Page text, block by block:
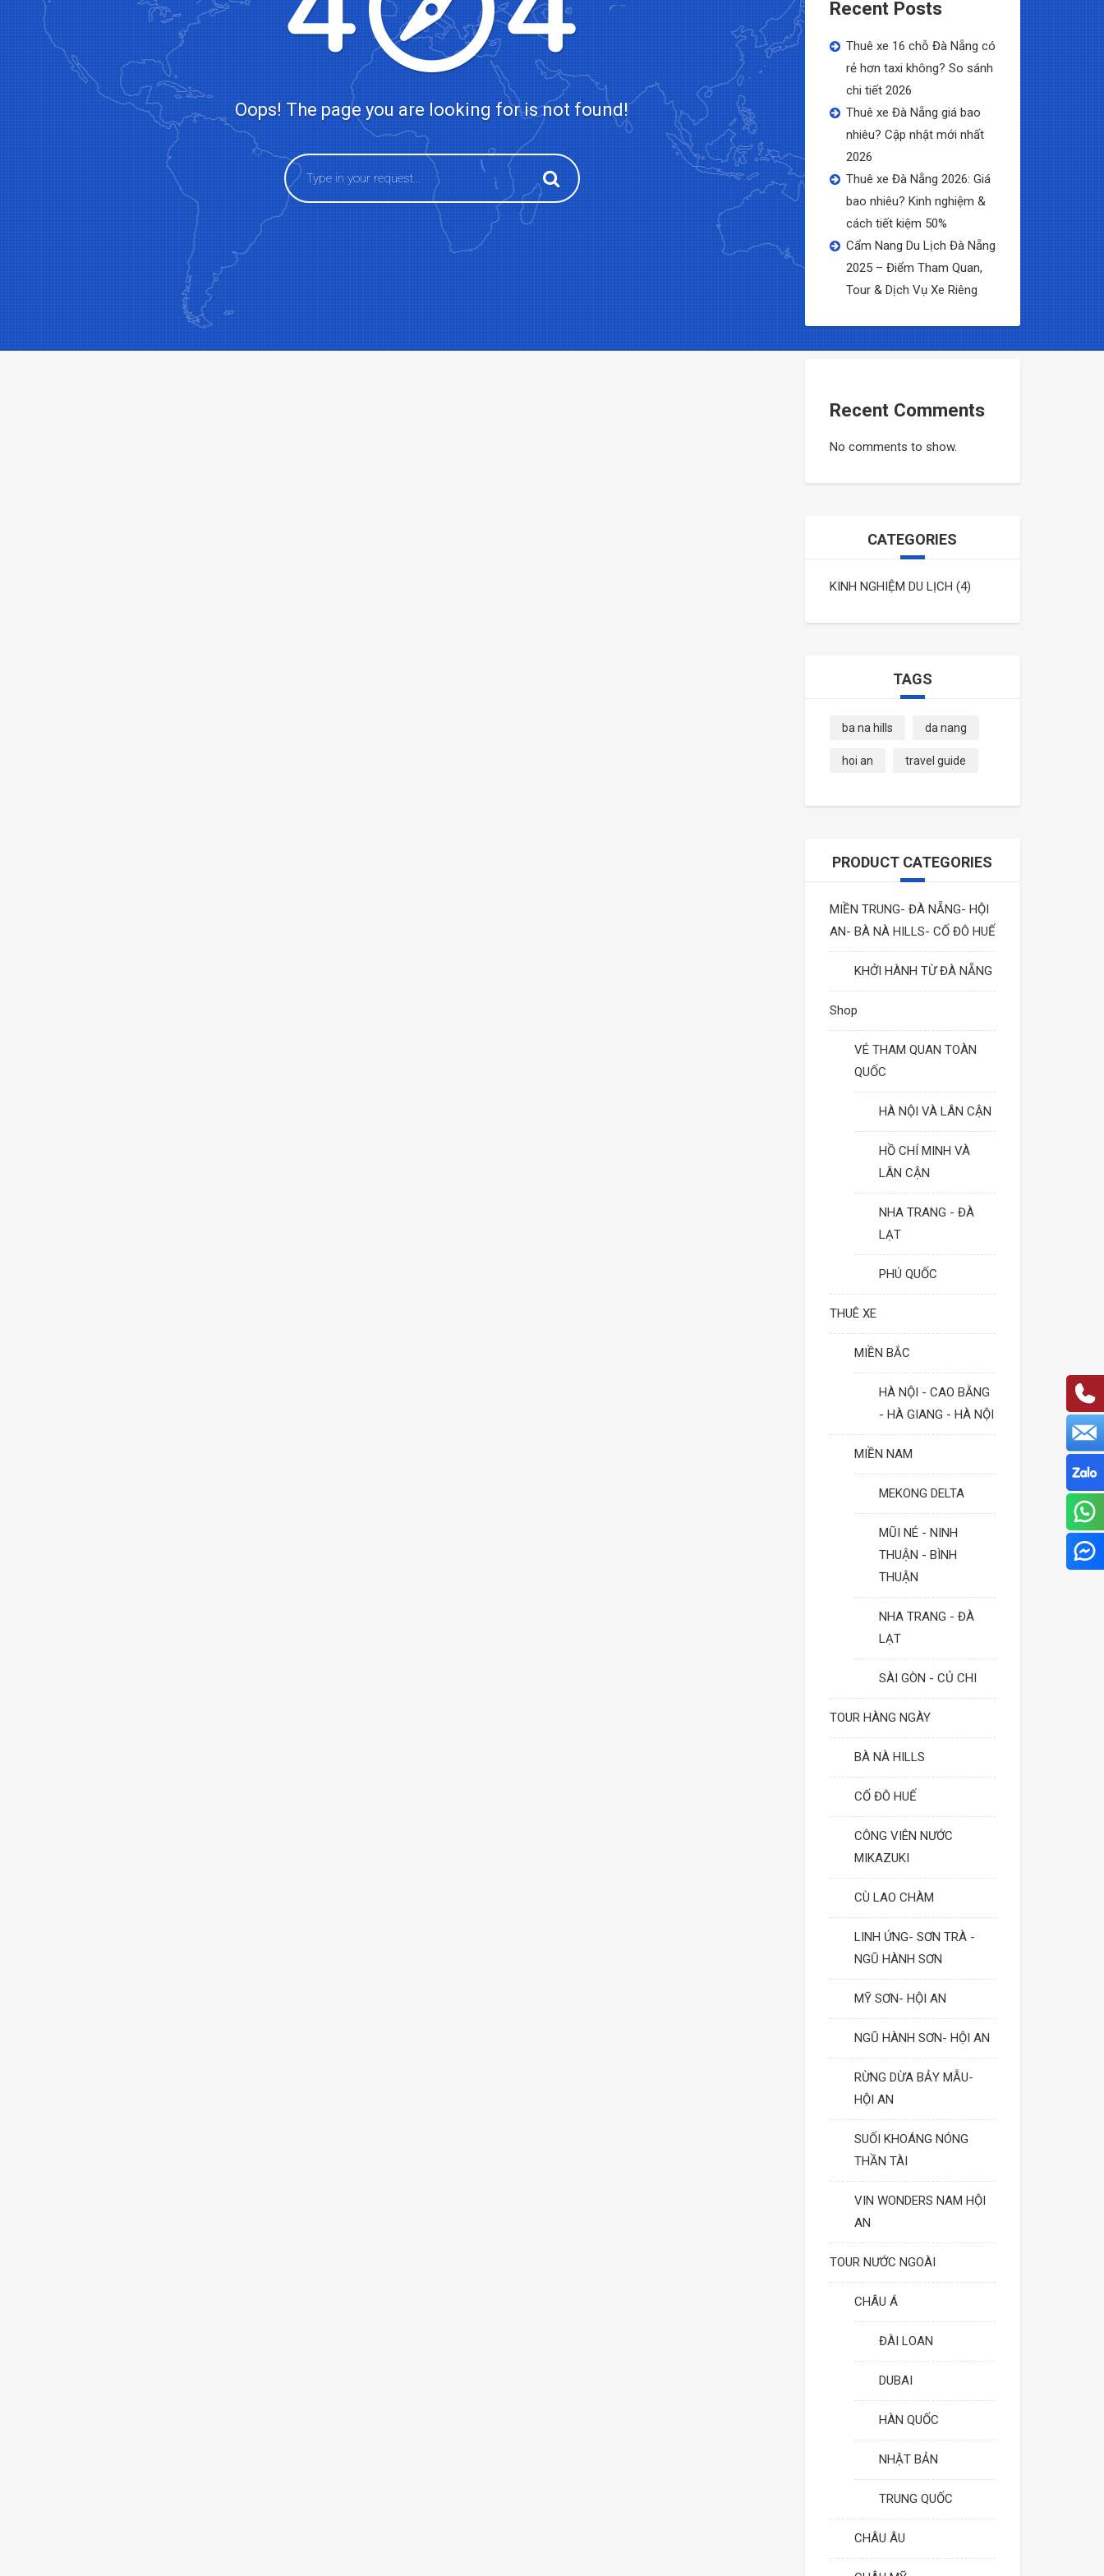
Oops! The page you are looking for is not found!
Recent Posts
Thuê xe 16 chỗ Đà Nẵng có
rẻ hơn taxi không? So sánh
chi tiết 2026
Thuê xe Đà Nẵng giá bao
nhiêu? Cập nhật mới nhất
2026
Thuê xe Đà Nẵng 2026: Giá
bao nhiêu? Kinh nghiệm &
cách tiết kiệm 50%
Cẩm Nang Du Lịch Đà Nẵng
2025 – Điểm Tham Quan,
Tour & Dịch Vụ Xe Riêng
Recent Comments
No comments to show.
CATEGORIES
KINH NGHIỆM DU LỊCH (4)
TAGS
ba na hills da nang
hoi an travel guide
PRODUCT CATEGORIES
MIỀN TRUNG- ĐÀ NẴNG- HỘI
AN- BÀ NÀ HILLS- CỐ ĐÔ HUẾ
KHỞI HÀNH TỪ ĐÀ NẴNG
Shop
VÉ THAM QUAN TOÀN
QUỐC
HÀ NỘI VÀ LÂN CẬN
HỒ CHÍ MINH VÀ
LÂN CẬN
NHA TRANG - ĐÀ
LẠT
PHÚ QUỐC
THUÊ XE
MIỀN BẮC
HÀ NỘI - CAO BẰNG
- HÀ GIANG - HÀ NỘI
MIỀN NAM
MEKONG DELTA
MŨI NÉ - NINH
THUẬN - BÌNH
THUẬN
NHA TRANG - ĐÀ
LẠT
SÀI GÒN - CỦ CHI
TOUR HÀNG NGÀY
BÀ NÀ HILLS
CỐ ĐÔ HUẾ
CÔNG VIÊN NƯỚC
MIKAZUKI
CÙ LAO CHÀM
LINH ỨNG- SƠN TRÀ -
NGŨ HÀNH SƠN
MỸ SƠN- HỘI AN
NGŨ HÀNH SƠN- HỘI AN
RỪNG DỪA BẢY MẪU-
HỘI AN
SUỐI KHOÁNG NÓNG
THẦN TÀI
VIN WONDERS NAM HỘI
AN
TOUR NƯỚC NGOÀI
CHÂU Á
ĐÀI LOAN
DUBAI
HÀN QUỐC
NHẬT BẢN
TRUNG QUỐC
CHÂU ÂU
RỪNG DỪA BẢY MẪU- HỘI AN
CỐ ĐÔ HUẾ
CÙ LAO CHÀM